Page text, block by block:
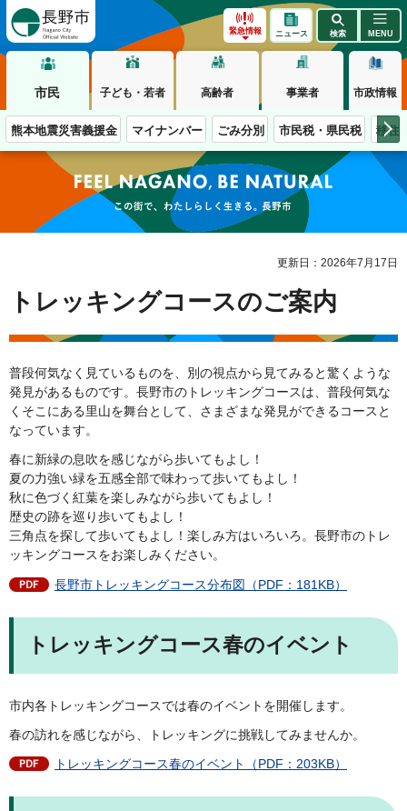
緊急情報 ニュース 検索 MENU
市民 子ども・若者 高齢者 事業者 市政情報
熊本地震災害義援金 マイナンバー ごみ分別 市民税・県民税 移住
この街で、わたしらしく生きる。長野市
更新日：2026年7月17日
トレッキングコースのご案内
普段何気なく見ているものを、別の視点から見てみると驚くような
発見があるものです。長野市のトレッキングコースは、普段何気な
くそこにある里山を舞台として、さまざまな発見ができるコースと
なっています。
春に新緑の息吹を感じながら歩いてもよし！
夏の力強い緑を五感全部で味わって歩いてもよし！
秋に色づく紅葉を楽しみながら歩いてもよし！
歴史の跡を巡り歩いてもよし！
三角点を探して歩いてもよし！楽しみ方はいろいろ。長野市のトレ
ッキングコースをお楽しみください。
長野市トレッキングコース分布図（PDF：181KB）
トレッキングコース春のイベント
市内各トレッキングコースでは春のイベントを開催します。
春の訪れを感じながら、トレッキングに挑戦してみませんか。
トレッキングコース春のイベント（PDF：203KB）